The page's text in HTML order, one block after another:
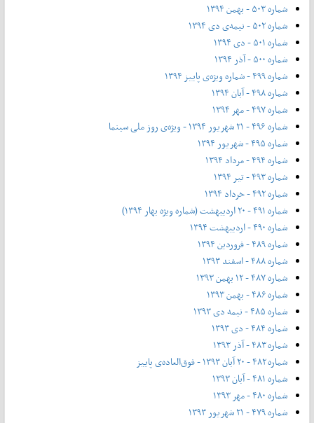
شماره ۵۰۳ - بهمن ۱۳۹۴
شماره ۵۰۲ - نیمه‌ی دی ۱۳۹۴
شماره ۵۰۱ - دی ۱۳۹۴
شماره ۵۰۰ - آذر ۱۳۹۴
شماره ۴۹۹ - شماره ویژه‌ی پاییز ۱۳۹۴
شماره ۴۹۸ - آبان ۱۳۹۴
شماره ۴۹۷ - مهر ۱۳۹۴
شماره ۴۹۶ - ۲۱ شهریور ۱۳۹۴ - ویژه‌ی روز ملی سینما
شماره ۴۹۵ - شهریور ۱۳۹۴
شماره ۴۹۴ - مرداد ۱۳۹۴
شماره ۴۹۳ - تیر ۱۳۹۴
شماره ۴۹۲ - خرداد ۱۳۹۴
شماره ۴۹۱ - ۲۰ اردیبهشت (شماره ویژه بهار ۱۳۹۴)
شماره ۴۹۰ - اردیبهشت ۱۳۹۴
شماره ۴۸۹ - فروردین ۱۳۹۴
شماره ۴۸۸ - اسفند ۱۳۹۳
شماره ۴۸۷ - ۱۲ بهمن ۱۳۹۳
شماره ۴۸۶ - بهمن ۱۳۹۳
شماره ۴۸۵ - نیمه دی ۱۳۹۳
شماره ۴۸۴ - دی ۱۳۹۳
شماره ۴۸۳ - آذر ۱۳۹۳
شماره ۴۸۲ - ۲۰ آبان ۱۳۹۳ - فوق‌العاده‌ی پاییز
شماره ۴۸۱ - آبان ۱۳۹۳
شماره ۴۸۰ - مهر ۱۳۹۳
شماره ۴۷۹ - ۲۱ شهریور ۱۳۹۳